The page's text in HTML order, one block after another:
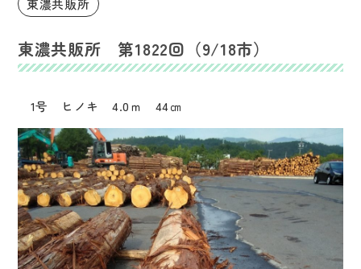
東濃共販所 第1822回（9/18市）
1号 ヒノキ 4.0ｍ 44㎝